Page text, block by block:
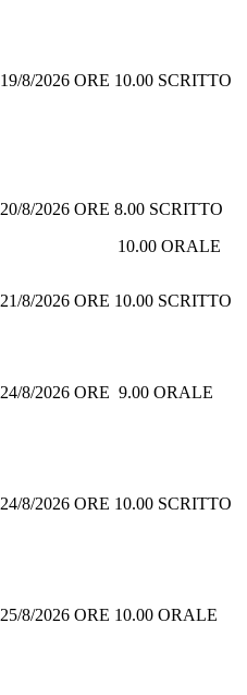
19/8/2026 ORE 10.00 SCRITTO
20/8/2026 ORE 8.00 SCRITTO
10.00 ORALE
21/8/2026 ORE 10.00 SCRITTO
24/8/2026 ORE 9.00 ORALE
24/8/2026 ORE 10.00 SCRITTO
25/8/2026 ORE 10.00 ORALE